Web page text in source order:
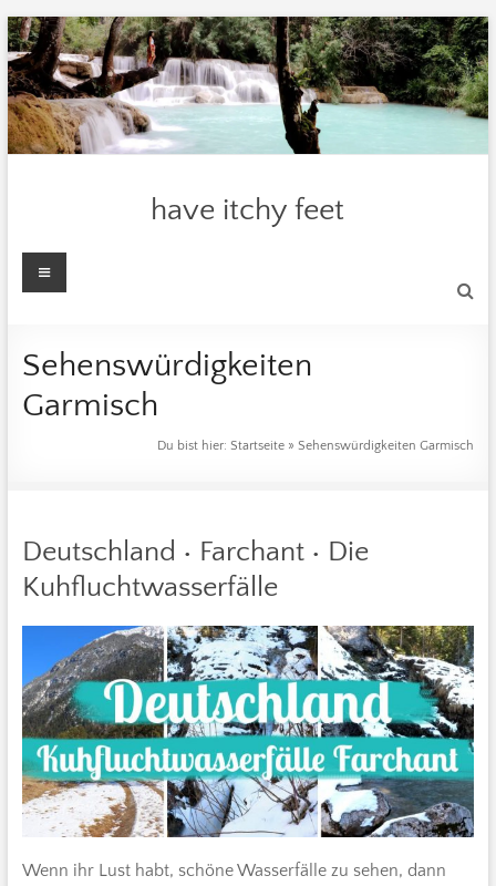
Zum
Inhalt
springen
have itchy feet
Menü
Sehenswürdigkeiten
Garmisch
Du bist hier:Startseite »Sehenswürdigkeiten Garmisch
Deutschland • Farchant • Die
Kuhfluchtwasserfälle
Wenn ihr Lust habt, schöne Wasserfälle zu sehen, dann